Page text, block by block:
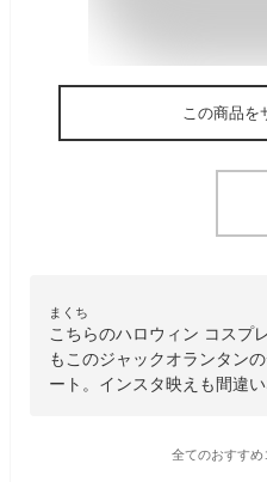
この商品を
まくち
こちらのハロウィン コスプ
もこのジャックオランタン
ート。インスタ映えも間違い
全てのおすすめ